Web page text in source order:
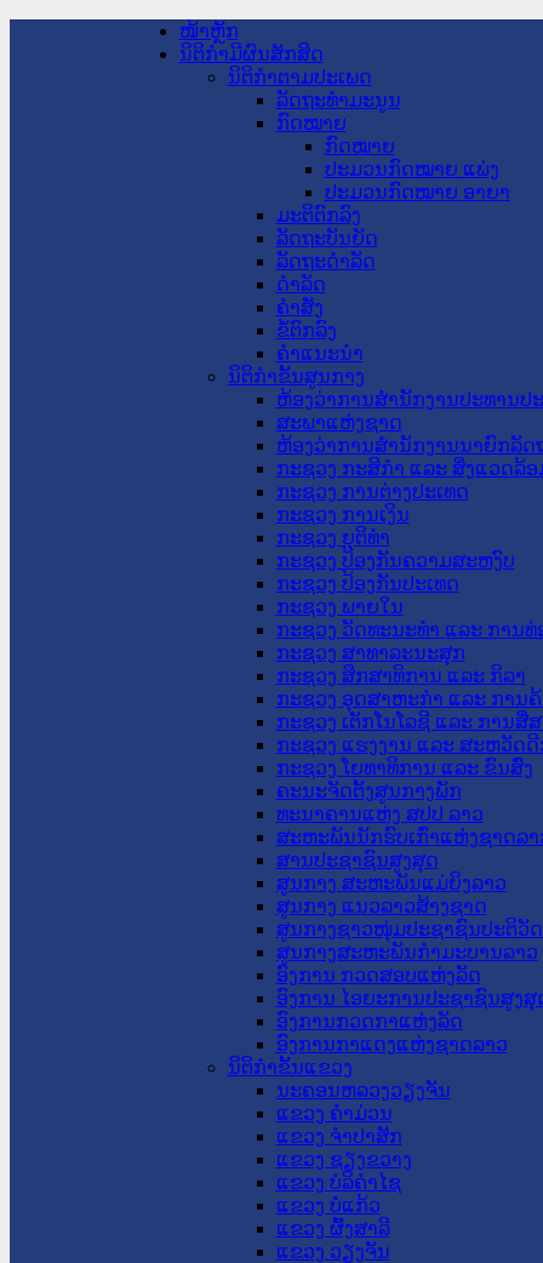
ໜ້າຫຼັກ
ນິຕິກໍາມີຜົນສັກສິດ
ນິຕິກໍາຕາມປະເພດ
ລັດຖະທໍາມະນູນ
ກົດໝາຍ
ກົດໝາຍ
ປະມວນກົດໝາຍ ແພ່ງ
ປະມວນກົດໝາຍ ອາຍາ
ມະຕິຕົກລົງ
ລັດຖະບັນຍັດ
ລັດຖະດໍາລັດ
ດໍາລັດ
ຄໍາສັ່ງ
ຂໍ້ຕົກລົງ
ຄໍາແນະນໍາ
ນິຕິກໍາຂັ້ນສູນກາງ
ຫ້ອງວ່າການສໍານັກງານປະທານປ
ສະພາແຫ່ງຊາດ
ຫ້ອງວ່າການສຳນັກງານນາຍົກລັດ
ກະຊວງ ກະສິກຳ ແລະ ສິ່ງແວດລ້ອ
ກະຊວງ ການຕ່າງປະເທດ
ກະຊວງ ການເງິນ
ກະຊວງ ຍຸຕິທໍາ
ກະຊວງ ປ້ອງກັນຄວາມສະຫງົບ
ກະຊວງ ປ້ອງກັນປະເທດ
ກະຊວງ ພາຍໃນ
ກະຊວງ ວັດທະນະທຳ ແລະ ການທ່
ກະຊວງ ສາທາລະນະສຸກ
ກະຊວງ ສຶກສາທິການ ແລະ ກິລາ
ກະຊວງ ອຸດສາຫະກຳ ແລະ ການຄ້
ກະຊວງ ເຕັກໂນໂລຊີ ແລະ ການສື່
ກະຊວງ ແຮງງານ ແລະ ສະຫວັດ
ກະຊວງ ໂຍທາທິການ ແລະ ຂົນສົ່ງ
ຄະນະຈັດຕັ້ງສູນກາງພັກ
ທະນາຄານແຫ່ງ ສປປ ລາວ
ສະຫະພັນນັກຮົບເກົ່າແຫ່ງຊາດລາ
ສານປະຊາຊົນສູງສຸດ
ສູນກາງ ສະຫະພັນແມ່ຍິງລາວ
ສູນກາງ ແນວລາວສ້າງຊາດ
ສູນກາງຊາວໜຸ່ມປະຊາຊົນປະຕິວັ
ສູນກາງສະຫະພັນກຳມະບານລາວ
ອົງການ ກວດສອບແຫ່ງລັດ
ອົງການ ໄອຍະການປະຊາຊົນສູງສຸ
ອົງການກວດກາແຫ່ງລັດ
ອົງການກາແດງແຫ່ງຊາດລາວ
ນິຕິກໍາຂັ້ນແຂວງ
ນະ​ຄອນ​ຫລວງວຽງຈັນ
ແຂວງ ຄໍາມ່ວນ
ແຂວງ ຈໍາປາສັກ
ແຂວງ ຊຽງຂວາງ
ແຂວງ ບໍລິຄໍາໄຊ
ແຂວງ ບໍ່ແກ້ວ
ແຂວງ ຜົ້ງສາລີ
ແຂວງ ວຽງຈັນ